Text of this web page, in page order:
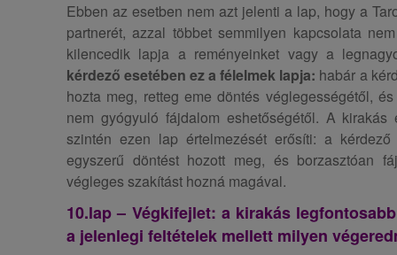
Ebben az esetben nem azt jelenti a lap, hogy a
partnerét, azzal többet semmilyen kapcsolata
kilencedik lapja a reményeinket vagy a
kérdező esetében ez a félelmek lapja: habár a
hozta meg, retteg eme döntés véglegességétől,
nem gyógyuló fájdalom eshetőségétől. A
szintén ezen lap értelmezését erősíti: a
egyszerű döntést hozott meg, és borzasztóan
végleges szakítást hozná magával.
10.lap – Végkifejlet: a kirakás
a jelenlegi feltételek mellett milyen